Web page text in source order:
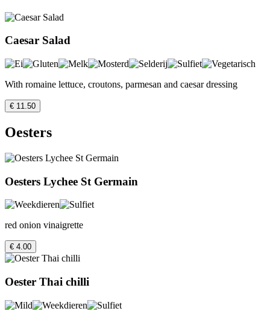
Caesar Salad
With romaine lettuce, croutons, parmesan and caesar dressing
€ 11.50
Oesters
Oesters Lychee St Germain
red onion vinaigrette
€ 4.00
Oester Thai chilli